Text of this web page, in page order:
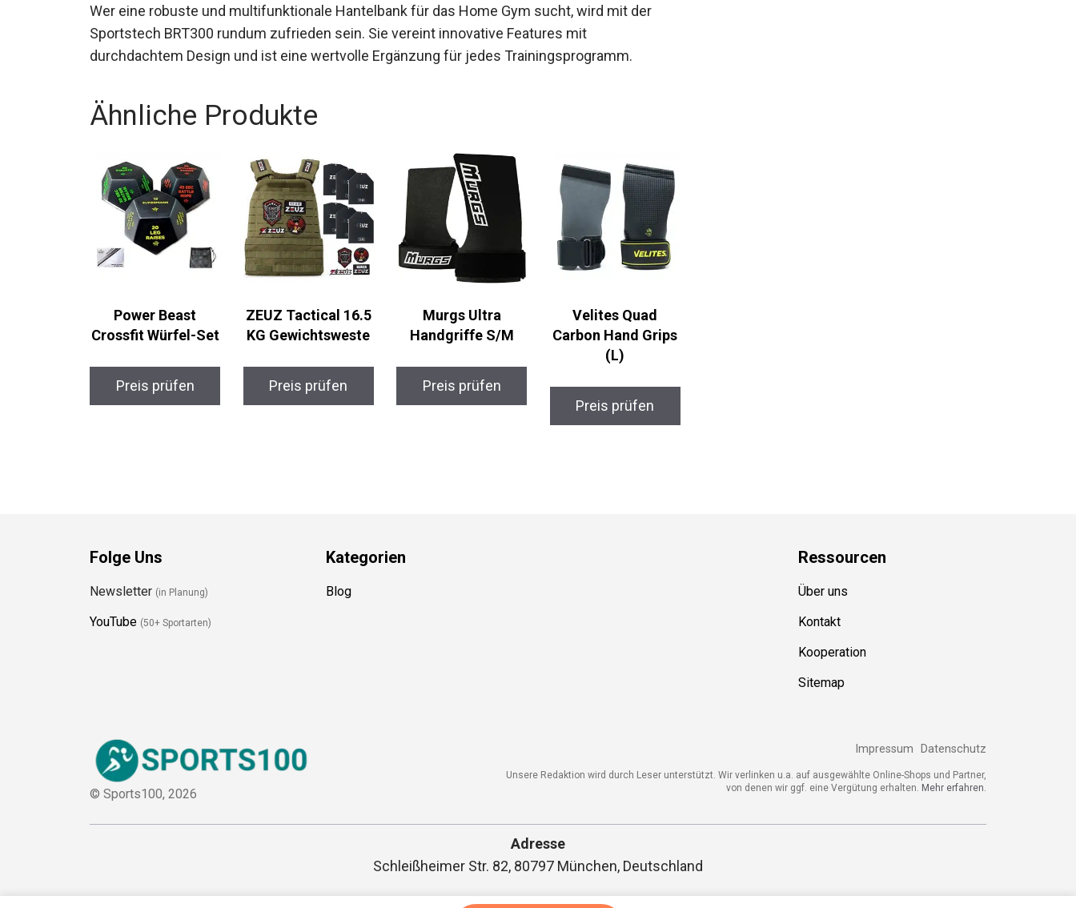
Wer eine robuste und multifunktionale Hantelbank für das Home Gym sucht, wird mit der
Sportstech BRT300 rundum zufrieden sein. Sie vereint innovative Features mit
Ähnliche Produkte
Power Beast
Preis prüfen
ZEUZ Tactical 16.5
Preis prüfen
Murgs Ultra
Preis prüfen
Velites Quad
Carbon Hand Grips
Preis prüfen
Unsere Redaktion wird durch Leser unterstützt. Wir verlinken u.a. auf ausgewählte Online-Shops und Partner,
Adresse